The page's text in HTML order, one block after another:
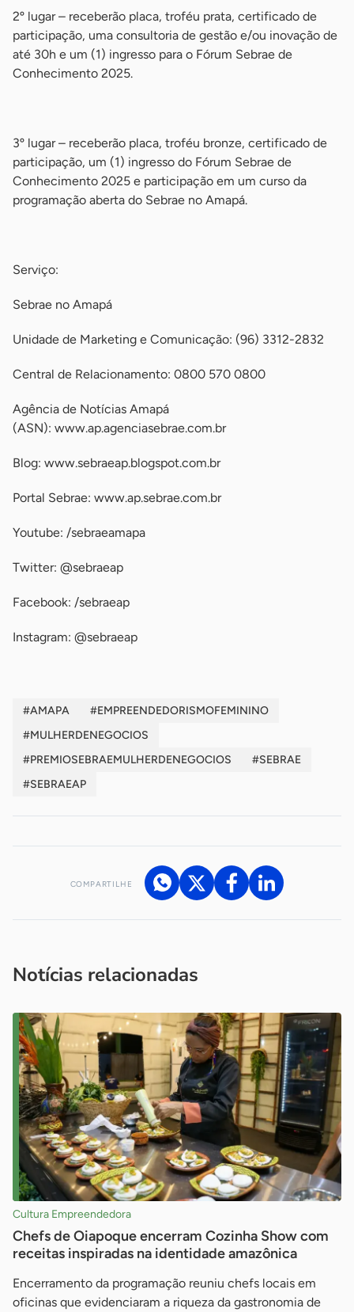
2º lugar – receberão placa, troféu prata, certificado de
participação, uma consultoria de gestão e/ou inovação de
até 30h e um (1) ingresso para o Fórum Sebrae de
Conhecimento 2025.
3º lugar – receberão placa, troféu bronze, certificado de
participação, um (1) ingresso do Fórum Sebrae de
Conhecimento 2025 e participação em um curso da
programação aberta do Sebrae no Amapá.
Serviço:
Sebrae no Amapá
Unidade de Marketing e Comunicação: (96) 3312-2832
Central de Relacionamento: 0800 570 0800
Agência de Notícias Amapá
(ASN): www.ap.agenciasebrae.com.br
Blog: www.sebraeap.blogspot.com.br
Portal Sebrae: www.ap.sebrae.com.br
Youtube: /sebraeamapa
Twitter: @sebraeap
Facebook: /sebraeap
Instagram: @sebraeap
#AMAPA
#EMPREENDEDORISMOFEMININO
#MULHERDENEGOCIOS
#PREMIOSEBRAEMULHERDENEGOCIOS
#SEBRAE
#SEBRAEAP
COMPARTILHE
Notícias relacionadas
Cultura Empreendedora
Chefs de Oiapoque encerram Cozinha Show com
receitas inspiradas na identidade amazônica
Encerramento da programação reuniu chefs locais em
oficinas que evidenciaram a riqueza da gastronomia de